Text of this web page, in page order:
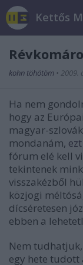
Kettős
kohn töhötöm • 2009.
Ha nem
hogy az
magyar-
mondanám,
fórum elé kell
tekintenek
visszakézből
közjogi
dícséretesen
ebben a
Nem
egy hete tudott